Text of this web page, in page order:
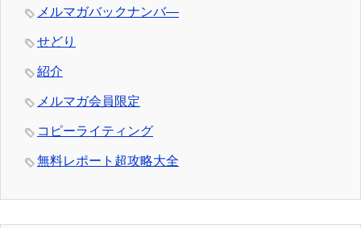
メルマガバックナンバ―
せどり
紹介
メルマガ会員限定
コピーライティング
無料レポート超攻略大全